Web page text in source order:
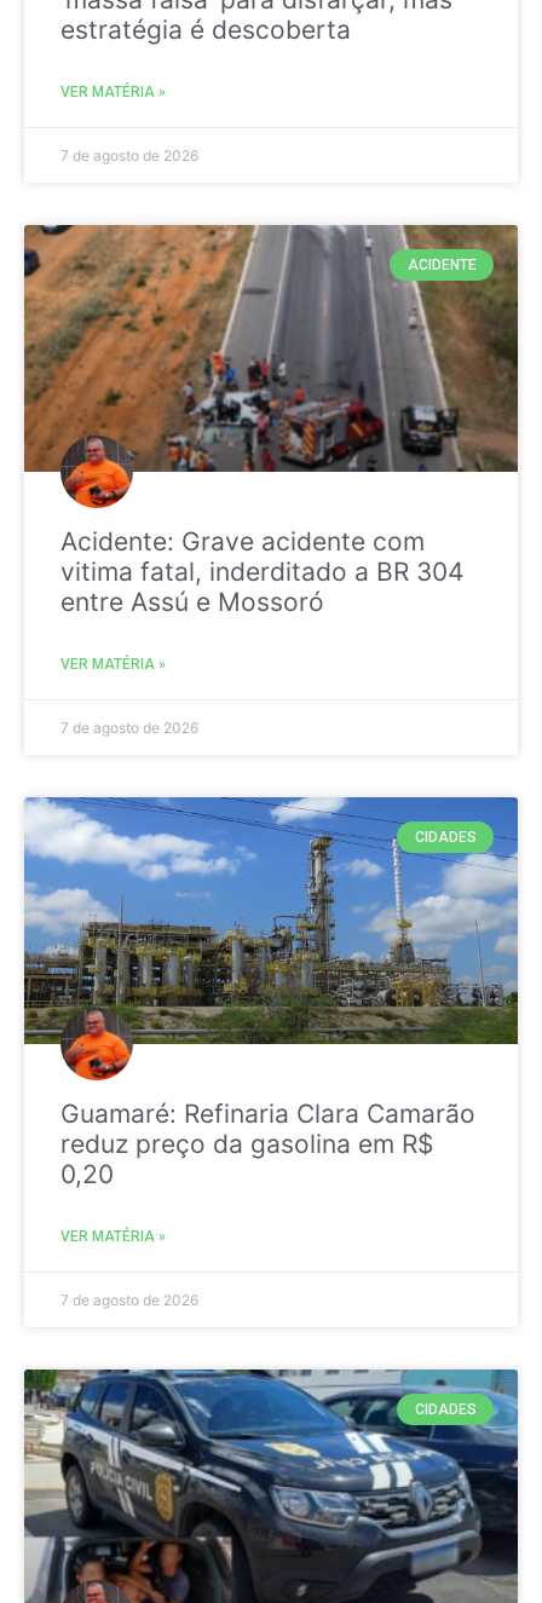
estratégia é descoberta
VER MATÉRIA »
7 de agosto de 2026
ACIDENTE
Acidente: Grave acidente com
vitima fatal, inderditado a BR 304
entre Assú e Mossoró
VER MATÉRIA »
7 de agosto de 2026
CIDADES
Guamaré: Refinaria Clara Camarão
reduz preço da gasolina em R$
0,20
VER MATÉRIA »
7 de agosto de 2026
CIDADES